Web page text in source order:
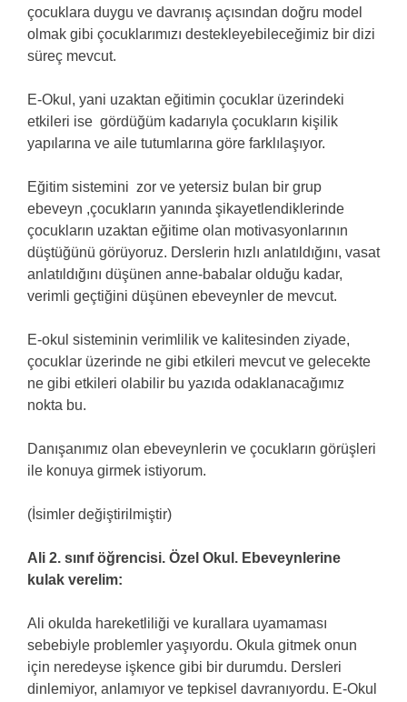
çocuklara duygu ve davranış açısından doğru model
olmak gibi çocuklarımızı destekleyebileceğimiz bir dizi
süreç mevcut.
E-Okul, yani uzaktan eğitimin çocuklar üzerindeki
etkileri ise gördüğüm kadarıyla çocukların kişilik
yapılarına ve aile tutumlarına göre farklılaşıyor.
Eğitim sistemini zor ve yetersiz bulan bir grup
ebeveyn ,çocukların yanında şikayetlendiklerinde
çocukların uzaktan eğitime olan motivasyonlarının
düştüğünü görüyoruz. Derslerin hızlı anlatıldığını, vasat
anlatıldığını düşünen anne-babalar olduğu kadar,
verimli geçtiğini düşünen ebeveynler de mevcut.
E-okul sisteminin verimlilik ve kalitesinden ziyade,
çocuklar üzerinde ne gibi etkileri mevcut ve gelecekte
ne gibi etkileri olabilir bu yazıda odaklanacağımız
nokta bu.
Danışanımız olan ebeveynlerin ve çocukların görüşleri
ile konuya girmek istiyorum.
(İsimler değiştirilmiştir)
Ali 2. sınıf öğrencisi. Özel Okul. Ebeveynlerine
kulak verelim:
Ali okulda hareketliliği ve kurallara uyamaması
sebebiyle problemler yaşıyordu. Okula gitmek onun
için neredeyse işkence gibi bir durumdu. Dersleri
dinlemiyor, anlamıyor ve tepkisel davranıyordu. E-Okul